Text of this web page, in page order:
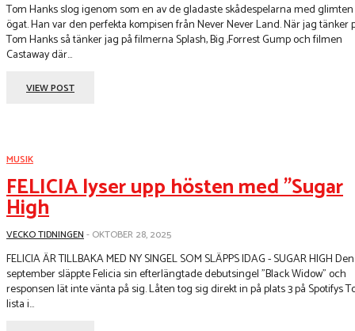
Tom Hanks slog igenom som en av de gladaste skådespelarna med
ögat. Han var den perfekta kompisen från Never Never Land. När jag tänker
Tom Hanks så tänker jag på filmerna Splash, Big ,Forrest Gump och filmen
Castaway där...
VIEW POST
MUSIK
FELICIA lyser upp hösten med ”Sugar
High
VECKO TIDNINGEN- OKTOBER 28, 2025
FELICIA ÄR TILLBAKA MED NY SINGEL SOM SLÄPPS IDAG - SUGAR HIGH Den 19
september släppte Felicia sin efterlängtade debutsingel "Black Widow" och
responsen lät inte vänta på sig. Låten tog sig direkt in på plats 3 på Spotifys
lista i...